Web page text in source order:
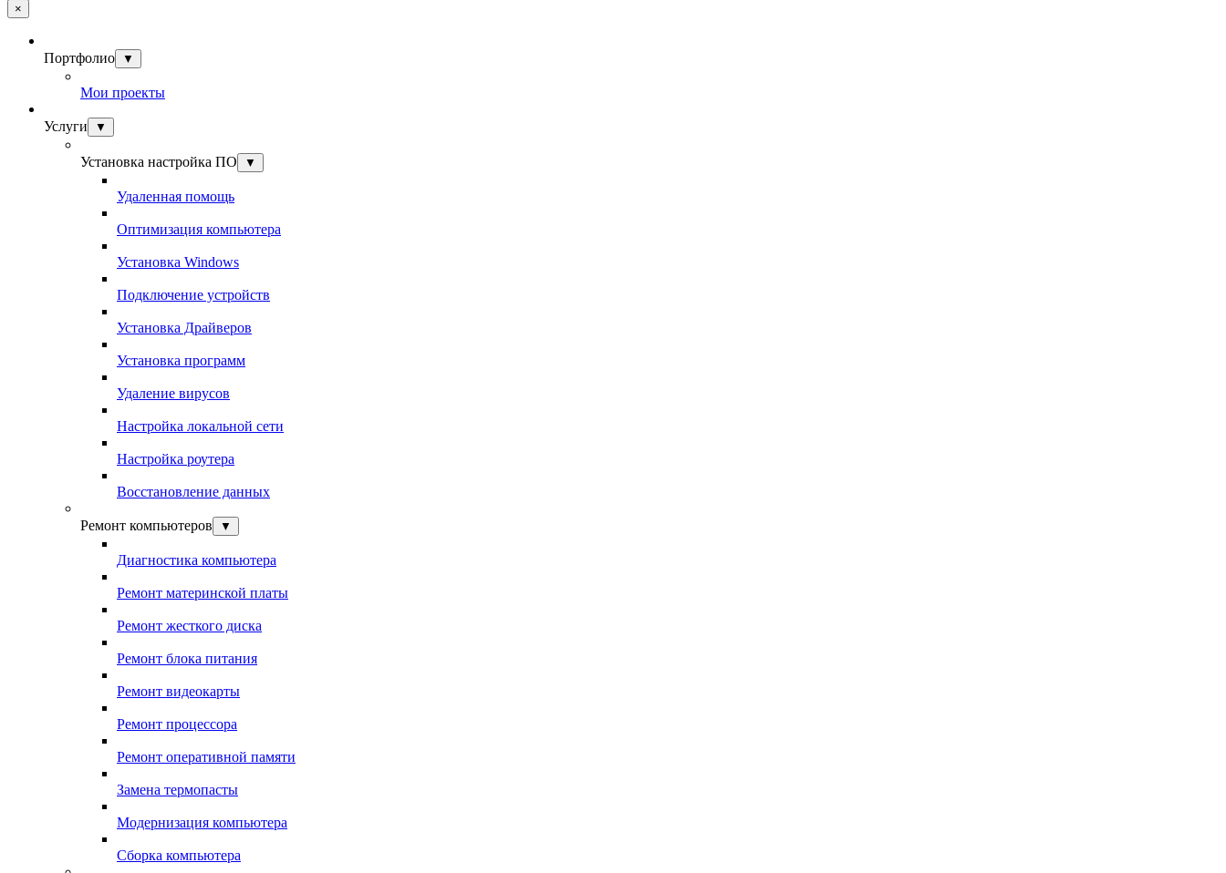
×
Портфолио ▼
Мои проекты
Услуги ▼
Установка настройка ПО ▼
Удаленная помощь
Оптимизация компьютера
Установка Windows
Подключение устройств
Установка Драйверов
Установка программ
Удаление вирусов
Настройка локальной сети
Настройка роутера
Восстановление данных
Ремонт компьютеров ▼
Диагностика компьютера
Ремонт материнской платы
Ремонт жесткого диска
Ремонт блока питания
Ремонт видеокарты
Ремонт процессора
Ремонт оперативной памяти
Замена термопасты
Модернизация компьютера
Сборка компьютера